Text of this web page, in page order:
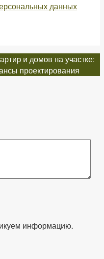
данных
и домов на участке:
проектирования
информацию.